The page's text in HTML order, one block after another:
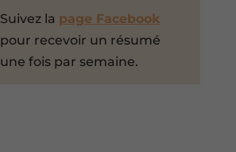
Suivez la page Facebook
pour recevoir un résumé
une fois par semaine.